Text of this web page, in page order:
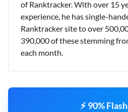
of Ranktracker. With over 15
experience, he has single-
Ranktracker site to over
390,000 of these stemming
each month.
⚡ 90%